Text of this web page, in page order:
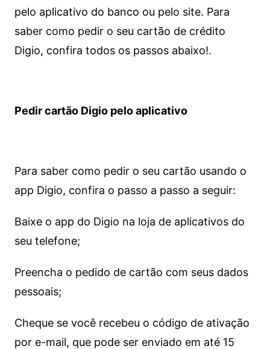
pelo aplicativo do banco ou pelo site. Para
saber como pedir o seu cartão de crédito
Digio, confira todos os passos abaixo!.
Pedir cartão Digio pelo aplicativo
Para saber como pedir o seu cartão usando o
app Digio, confira o passo a passo a seguir:
Baixe o app do Digio na loja de aplicativos do
seu telefone;
Preencha o pedido de cartão com seus dados
pessoais;
Cheque se você recebeu o código de ativação
por e-mail, que pode ser enviado em até 15